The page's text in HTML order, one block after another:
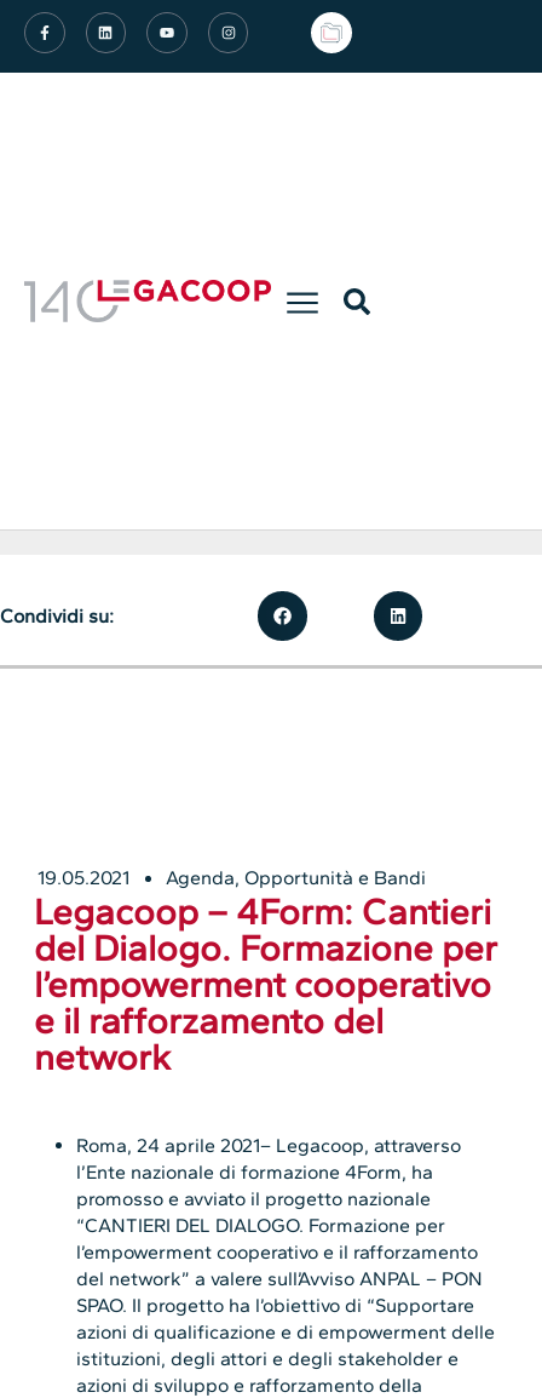
19.05.2021 Agenda,Opportunità e Bandi
Legacoop – 4Form: Cantieri
del Dialogo. Formazione per
l’empowerment cooperativo
e il rafforzamento del
network
Roma, 24 aprile 2021– Legacoop, attraverso
l’Ente nazionale di formazione 4Form, ha
promosso e avviato il progetto nazionale
“CANTIERI DEL DIALOGO. Formazione per
l’empowerment cooperativo e il rafforzamento
del network” a valere sull’Avviso ANPAL – PON
SPAO. Il progetto ha l’obiettivo di “Supportare
azioni di qualificazione e di empowerment delle
istituzioni, degli attori e degli stakeholder e
azioni di sviluppo e rafforzamento della
Condividi su: